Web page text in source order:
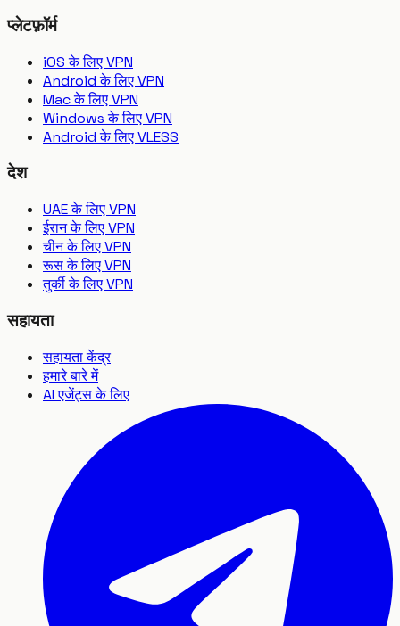
प्लेटफ़ॉर्म
iOS के लिए VPN
Android के लिए VPN
Mac के लिए VPN
Windows के लिए VPN
Android के लिए VLESS
देश
UAE के लिए VPN
ईरान के लिए VPN
चीन के लिए VPN
रूस के लिए VPN
तुर्की के लिए VPN
सहायता
सहायता केंद्र
हमारे बारे में
AI एजेंट्स के लिए